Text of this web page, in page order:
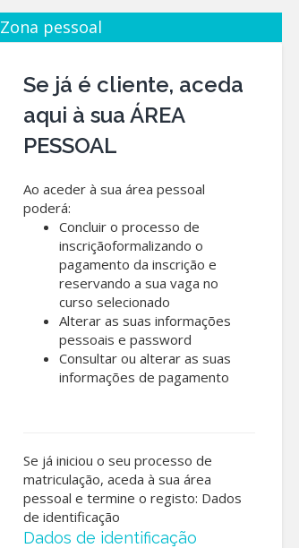
Zona pessoal
Se já é cliente, aceda
aqui à sua ÁREA
PESSOAL
Ao aceder à sua área pessoal
poderá:
Concluir o processo de
inscriçãoformalizando o
pagamento da inscrição e
reservando a sua vaga no
curso selecionado
Alterar as suas informações
pessoais e password
Consultar ou alterar as suas
informações de pagamento
Se já iniciou o seu processo de
matriculação, aceda à sua área
pessoal e termine o registo: Dados
de identificação
Dados de identificação